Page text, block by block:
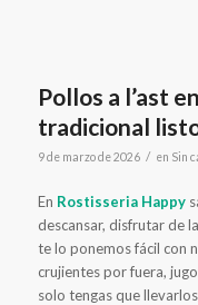
Pollos a l’ast
tradicional
9 de marzo de 2026 / en Sin
En Rostisseria Happy
descansar, disfrutar de
te lo ponemos fácil con
crujientes por fuera,
solo tengas que